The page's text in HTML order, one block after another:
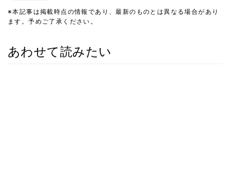
※本記事は掲載時点の情報であり、最新のものとは異なる場合があり
ます。予めご了承ください。
あわせて読みたい